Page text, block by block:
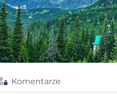
Komentarze